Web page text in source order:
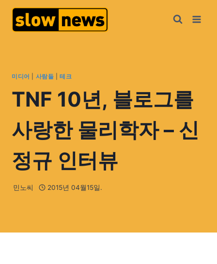
미디어 사람들 |테크
TNF 10년, 블로그를
사랑한 물리학자 – 신
정규 인터뷰
민노씨 2015년 04월15일.